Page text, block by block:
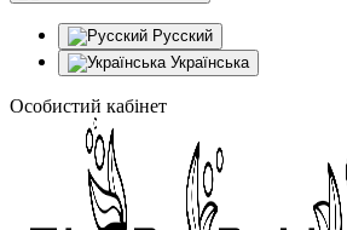
Русский
Українська
Особистий кабінет